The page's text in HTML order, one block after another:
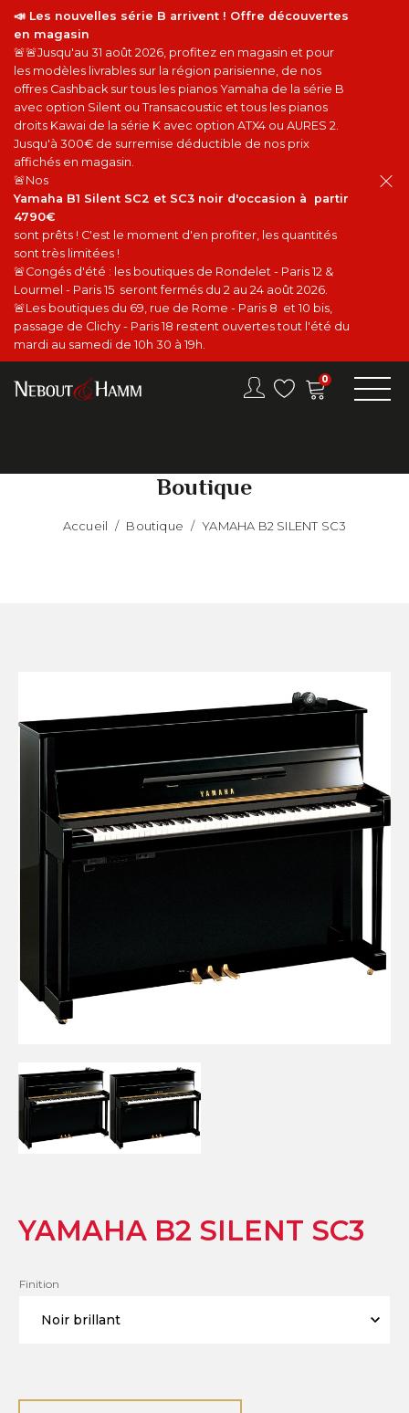
📣 Les nouvelles série B arrivent ! Offre découvertes
en magasin
🚨🚨Jusqu'au 31 août 2026, profitez en magasin et pour
les modèles livrables sur la région parisienne, de nos
offres Cashback sur tous les pianos Yamaha de la série B
avec option Silent ou Transacoustic et tous les pianos
droits Kawai de la série K avec option ATX4 ou AURES 2.
Jusqu'à 300€ de surremise déductible de nos prix
affichés en magasin.
🚨Nos
Yamaha B1 Silent SC2 et SC3 noir d'occasion à partir
4790€
sont prêts ! C'est le moment d'en profiter, les quantités
sont très limitées !
🚨Congés d'été : les boutiques de Rondelet - Paris 12 &
Lourmel - Paris 15 seront fermés du 2 au 24 août 2026.
🚨Les boutiques du 69, rue de Rome - Paris 8 et 10 bis,
passage de Clichy - Paris 18 restent ouvertes tout l'été du
mardi au samedi de 10h 30 à 19h.
0
Boutique
Accueil / Boutique / YAMAHA B2 SILENT SC3
YAMAHA B2 SILENT SC3
Finition